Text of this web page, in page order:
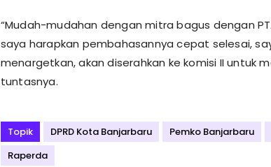
“Mudah-mudahan dengan mitra bagus dengan
saya harapkan pembahasannya cepat selesai,
menargetkan, akan diserahkan ke komisi II untuk
tuntasnya.
Topik DPRD Kota Banjarbaru Pemko Banjarbaru
Raperda